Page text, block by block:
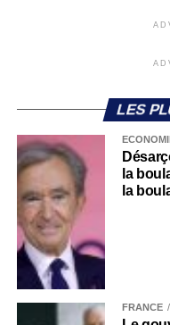
LES
la
la
FRANCE